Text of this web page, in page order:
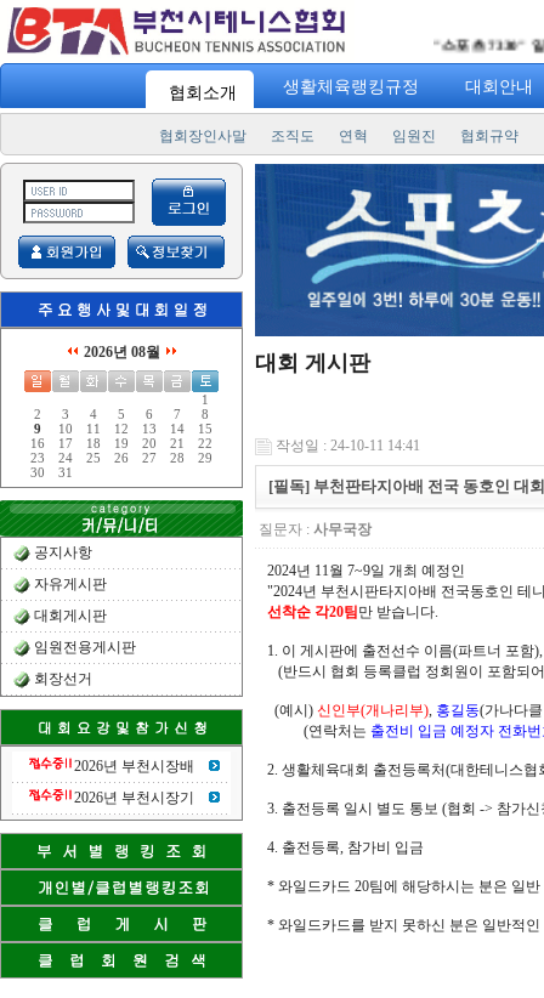
스포츠 7330" 일주일에
협회소개 생활체육랭킹규정 대회안내
협회장인사말 조직도 연혁 임원진 협회규약
2026년 08월
1
2
3 4 5 6 7
8
9
10 11 12 13 14
15
16
17 18 19 20 21
22
23
24 25 26 27 28
29
30
31
공지사항
자유게시판
대회게시판
임원전용게시판
회장선거
2026년 부천시장배
2026년 부천시장기
대회 게시판
작성일 : 24-10-11 14:41
[필독] 부천판타지아배 전국 동호인 대
질문자 : 사무국장
2024년 11월 7~9일 개최 예정인
"2024년 부천시판타지아배 전국동호인 테
선착순 각20팀 만 받습니다.
1. 이 게시판에 출전선수 이름(파트너 포함
(반드시 협회 등록클럽 정회원이 포함되
(예시) 신인부(개나리부), 홍길동(가나다
(연락처는 출전비 입금 예정자 전화
2. 생활체육대회 출전등록처(대한테니스협
3. 출전등록 일시 별도 통보 (협회 -> 참가신
4. 출전등록, 참가비 입금
* 와일드카드 20팀에 해당하시는 분은 일
* 와일드카드를 받지 못하신 분은 일반적